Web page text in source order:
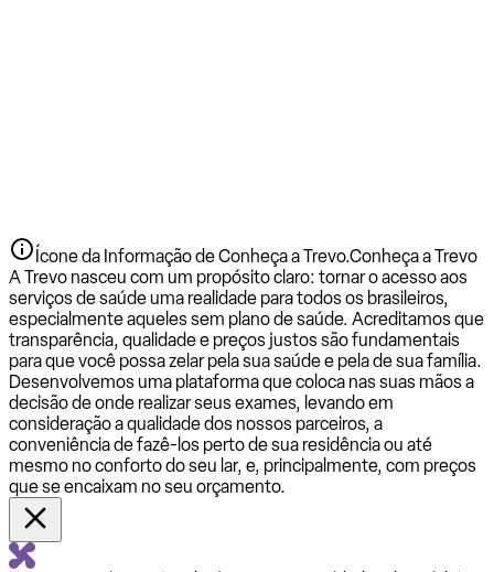
Ícone da Informação de Conheça a Trevo.Conheça a Trevo
A Trevo nasceu com um propósito claro: tornar o acesso aos
serviços de saúde uma realidade para todos os brasileiros,
especialmente aqueles sem plano de saúde. Acreditamos que
transparência, qualidade e preços justos são fundamentais
para que você possa zelar pela sua saúde e pela de sua família.
Desenvolvemos uma plataforma que coloca nas suas mãos a
decisão de onde realizar seus exames, levando em
consideração a qualidade dos nossos parceiros, a
conveniência de fazê-los perto de sua residência ou até
mesmo no conforto do seu lar, e, principalmente, com preços
que se encaixam no seu orçamento.